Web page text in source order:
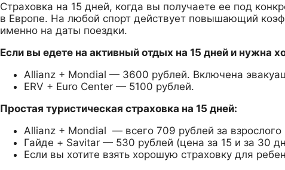
Страховка на 15 дней, когда вы получаете ее под
в Европе. На любой спорт действует повышающий
именно на даты поездки.
Если вы едете на активный отдых на 15 дней и нужна
Allianz + Mondial — 3600 рублей. Включена
ERV + Euro Center — 5100 рублей.
Простая туристическая страховка на 15 дней:
Allianz + Mondial — всего 709 рублей за взрослого
Гайде + Savitar — 530 рублей (цена за 15 и за 30
Если вы хотите взять хорошую страховку для